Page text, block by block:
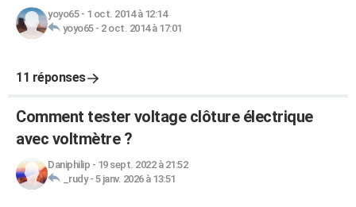
yoyo65- 1 oct. 2014 à 12:14
yoyo65- 2 oct. 2014 à 17:01
11 réponses
Comment tester voltage clôture électrique
avec voltmètre ?
Daniphilip - 19 sept. 2022 à 21:52
_rudy- 5 janv. 2026 à 13:51